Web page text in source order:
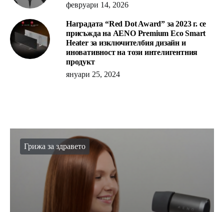
февруари 14, 2026
Наградата “Red Dot Award” за 2023 г. се
присъжда на AENO Premium Eco Smart
Heater за изключителбия дизайн и
иновативност на този интелигентния
продукт
януари 25, 2024
Грижа за здравето